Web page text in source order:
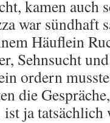
kamen auch
war sündhaft
Häuflein
Sehnsucht
ordern
die
ja